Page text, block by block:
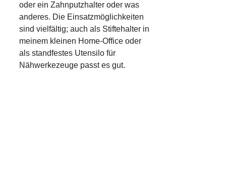
oder ein Zahnputzhalter oder was
anderes. Die Einsatzmöglichkeiten
sind vielfältig; auch als Stiftehalter in
meinem kleinen Home-Office oder
als standfestes Utensilo für
Nähwerkezeuge passt es gut.